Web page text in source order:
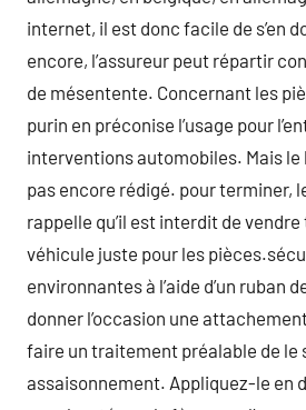
internet, il est donc facile de s’en
encore, l’assureur peut répartir
de mésentente. Concernant les
purin en préconise l’usage pour
interventions automobiles. Mais le
pas encore rédigé. pour terminer,
rappelle qu’il est interdit de
véhicule juste pour les
environnantes à l’aide d’un ruban
donner l’occasion une
faire un traitement préalable de le
assaisonnement. Appliquez-le en